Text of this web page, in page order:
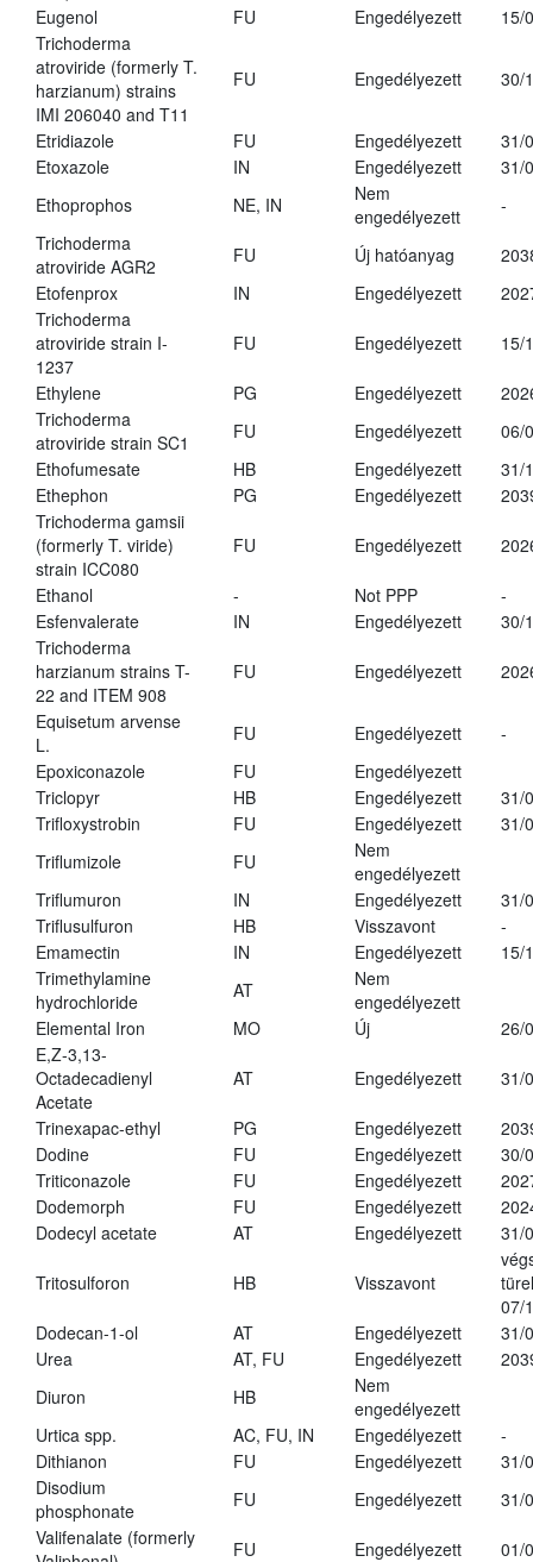
Eugenol
FU Engedélyezett
15/
Trichoderma
atroviride (formerly T.
harzianum) strains
IMI 206040 and T11
FU Engedélyezett 30/
Etridiazole FU Engedélyezett
31/
Etoxazole
IN Engedélyezett
31/
Ethoprophos
NE, IN
Nem
engedélyezett
-
Trichoderma
atroviride AGR2
FU Új hatóanyag
Etofenprox
IN Engedélyezett
Trichoderma
atroviride strain I-
1237
FU Engedélyezett 15/
Ethylene PG Engedélyezett
Trichoderma
atroviride strain SC1
FU Engedélyezett
06/
Ethofumesate
HB Engedélyezett
31/
Ethephon
PG Engedélyezett
Trichoderma gamsii
(formerly T. viride)
strain ICC080
FU Engedélyezett
Ethanol - Not PPP
-
Esfenvalerate
IN Engedélyezett
30/
Trichoderma
harzianum strains T-
22 and ITEM 908
FU Engedélyezett
Equisetum arvense
L.
FU Engedélyezett
-
Epoxiconazole
FU
Engedélyezett
Triclopyr
HB Engedélyezett
31/
Trifloxystrobin
FU Engedélyezett
31/
Triflumizole
FU
Nem
engedélyezett
Triflumuron
IN Engedélyezett
31/
Triflusulfuron
HB Visszavont
-
Emamectin
IN Engedélyezett
15/
Trimethylamine
hydrochloride
AT
Nem
engedélyezett
Elemental Iron
MO Új
26/
E,Z-3,13-
Octadecadienyl
Acetate
AT Engedélyezett 31/
Trinexapac-ethyl PG Engedélyezett
Dodine
FU Engedélyezett
30/
Triticonazole
FU Engedélyezett
Dodemorph
FU Engedélyezett
Dodecyl acetate
AT Engedélyezett 31/
Tritosulforon HB Visszavont
07/
Dodecan-1-ol
AT Engedélyezett
31/
Urea
AT, FU Engedélyezett
Diuron
HB
Nem
engedélyezett
Urtica spp.
AC, FU, IN Engedélyezett
-
Dithianon
FU Engedélyezett
31/
Disodium
phosphonate
FU Engedélyezett
31/
Valifenalate (formerly
FU Engedélyezett 01/